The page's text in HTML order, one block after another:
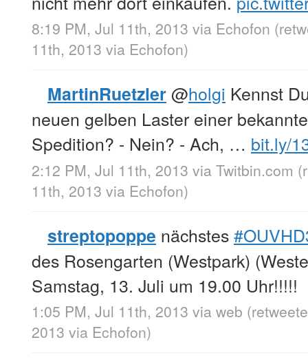
8:19 PM, Jul 11th, 2013 via Echofon
11th, 2013 via Echofon)
MartinRuetzler@holgi Kennst
neuen gelben Laster einer
Spedition? - Nein? - Ach, … bit.ly/
2:12 PM, Jul 11th, 2013 via Twitbin.com
11th, 2013 via Echofon)
streptopoppe nächstes
des Rosengarten (Westpark)
Samstag, 13. Juli um 19.00 Uhr!!!!!
1:05 PM, Jul 11th, 2013 via web
2013 via Echofon)